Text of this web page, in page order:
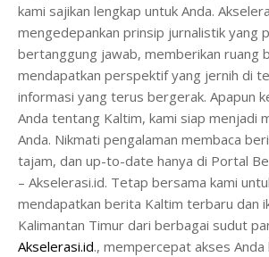
kami sajikan lengkap untuk Anda.
mengedepankan prinsip jurnalistik yang
bertanggung jawab, memberikan ruang
mendapatkan perspektif yang jernih di
informasi yang terus bergerak. Apapun
Anda tentang Kaltim, kami siap menjadi
Anda. Nikmati pengalaman membaca
tajam, dan up-to-date hanya di Portal
– Akselerasi.id. Tetap bersama kami
mendapatkan berita Kaltim terbaru dan
Kalimantan Timur dari berbagai sudut
Akselerasi.id., mempercepat akses Anda